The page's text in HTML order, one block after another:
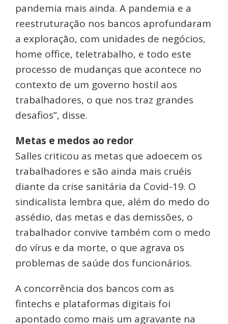
pandemia mais ainda. A pandemia e a
reestruturação nos bancos aprofundaram
a exploração, com unidades de negócios,
home office, teletrabalho, e todo este
processo de mudanças que acontece no
contexto de um governo hostil aos
trabalhadores, o que nos traz grandes
desafios”, disse.
Metas e medos ao redor
Salles criticou as metas que adoecem os
trabalhadores e são ainda mais cruéis
diante da crise sanitária da Covid-19. O
sindicalista lembra que, além do medo do
assédio, das metas e das demissões, o
trabalhador convive também com o medo
do vírus e da morte, o que agrava os
problemas de saúde dos funcionários.
A concorrência dos bancos com as
fintechs e plataformas digitais foi
apontado como mais um agravante na